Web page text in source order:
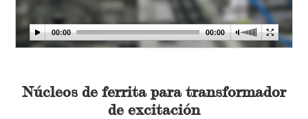
Núcleos de ferrita para transformador
de excitación